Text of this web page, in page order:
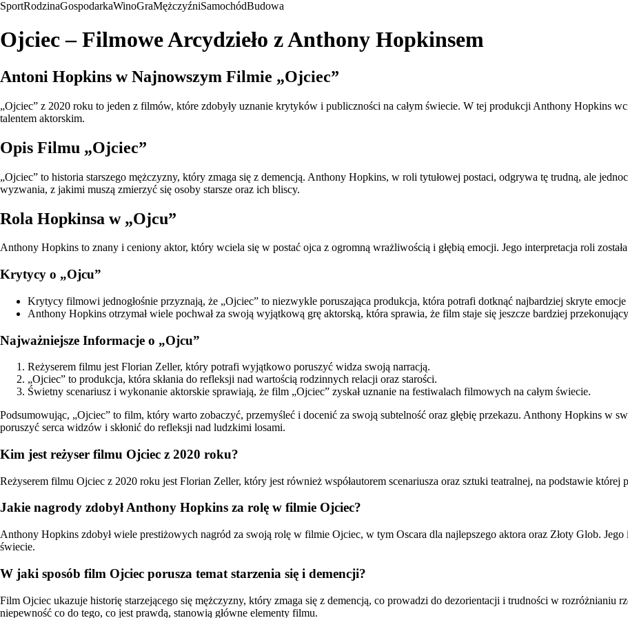
SportRodzinaGospodarkaWinoGraMężczyźniSamochódBudowa
Ojciec – Filmowe Arcydzieło z Anthony Hopkinsem
Antoni Hopkins w Najnowszym Filmie „Ojciec”
„Ojciec” z 2020 roku to jeden z filmów, które zdobyły uznanie krytyków i publiczności na całym świecie. W tej produkcji Anthony Hopkins
talentem aktorskim.
Opis Filmu „Ojciec”
„Ojciec” to historia starszego mężczyzny, który zmaga się z demencją. Anthony Hopkins, w roli tytułowej postaci, odgrywa tę trudną, ale
wyzwania, z jakimi muszą zmierzyć się osoby starsze oraz ich bliscy.
Rola Hopkinsa w „Ojcu”
Anthony Hopkins to znany i ceniony aktor, który wciela się w postać ojca z ogromną wrażliwością i głębią emocji. Jego interpretacja roli
Krytycy o „Ojcu”
Krytycy filmowi jednogłośnie przyznają, że „Ojciec” to niezwykle poruszająca produkcja, która potrafi dotknąć najbardziej skryte
Anthony Hopkins otrzymał wiele pochwał za swoją wyjątkową grę aktorską, która sprawia, że film staje się jeszcze bardziej
Najważniejsze Informacje o „Ojcu”
Reżyserem filmu jest Florian Zeller, który potrafi wyjątkowo poruszyć widza swoją narracją.
„Ojciec” to produkcja, która skłania do refleksji nad wartością rodzinnych relacji oraz starości.
Świetny scenariusz i wykonanie aktorskie sprawiają, że film „Ojciec” zyskał uznanie na festiwalach filmowych na całym świecie.
Podsumowując, „Ojciec” to film, który warto zobaczyć, przemyśleć i docenić za swoją subtelność oraz głębię przekazu. Anthony Hopkins w
poruszyć serca widzów i skłonić do refleksji nad ludzkimi losami.
Kim jest reżyser filmu Ojciec z 2020 roku?
Reżyserem filmu Ojciec z 2020 roku jest Florian Zeller, który jest również współautorem scenariusza oraz sztuki teatralnej, na podstawie której
Jakie nagrody zdobył Anthony Hopkins za rolę w filmie Ojciec?
Anthony Hopkins zdobył wiele prestiżowych nagród za swoją rolę w filmie Ojciec, w tym Oscara dla najlepszego aktora oraz Złoty Glob.
świecie.
W jaki sposób film Ojciec porusza temat starzenia się i demencji?
Film Ojciec ukazuje historię starzejącego się mężczyzny, który zmaga się z demencją, co prowadzi do dezorientacji i trudności w rozróżnianiu
niepewność co do tego, co jest prawdą, stanowią główne elementy filmu.